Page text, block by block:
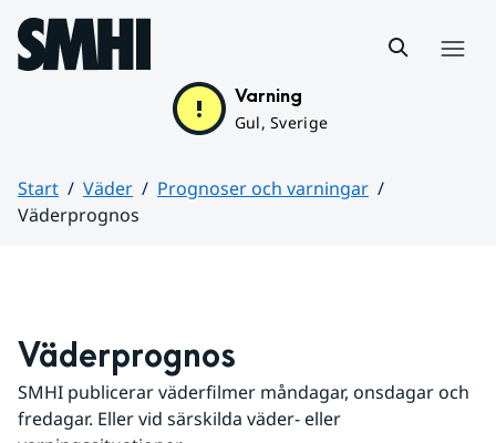
Hoppa till sidans innehåll
Varning
Gul, Sverige
Start Väder
Prognoser och varningar
Väderprognos
Väderprognos
SMHI publicerar väderfilmer måndagar, onsdagar och
fredagar. Eller vid särskilda väder- eller